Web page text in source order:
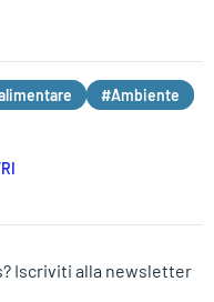
#Ambiente
Iscriviti alla newsletter